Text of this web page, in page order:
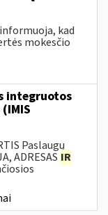
kad
mokesčio
integruotos
Paslaugų
ADRESAS IR